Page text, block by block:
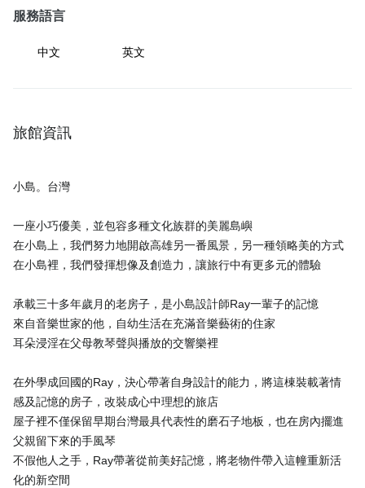
服務語言
中文 英文
旅館資訊
小島。台灣
一座小巧優美，並包容多種文化族群的美麗島嶼
在小島上，我們努力地開啟高雄另一番風景，另一種領略美的方式
在小島裡，我們發揮想像及創造力，讓旅行中有更多元的體驗
承載三十多年歲月的老房子，是小島設計師Ray一輩子的記憶
來自音樂世家的他，自幼生活在充滿音樂藝術的住家
耳朵浸淫在父母教琴聲與播放的交響樂裡
在外學成回國的Ray，決心帶著自身設計的能力，將這棟裝載著情
感及記憶的房子，改裝成心中理想的旅店
屋子裡不僅保留早期台灣最具代表性的磨石子地板，也在房內擺進
父親留下來的手風琴
不假他人之手，Ray帶著從前美好記憶，將老物件帶入這幢重新活
化的新空間